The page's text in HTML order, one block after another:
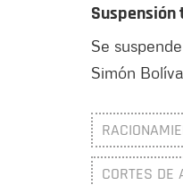
Suspensión
Se
Simón
CORTES DE